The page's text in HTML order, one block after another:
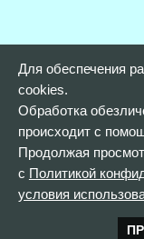
Для обеспечения
cookies.
Обработка
происходит с
Продолжая
с Политикой
условия